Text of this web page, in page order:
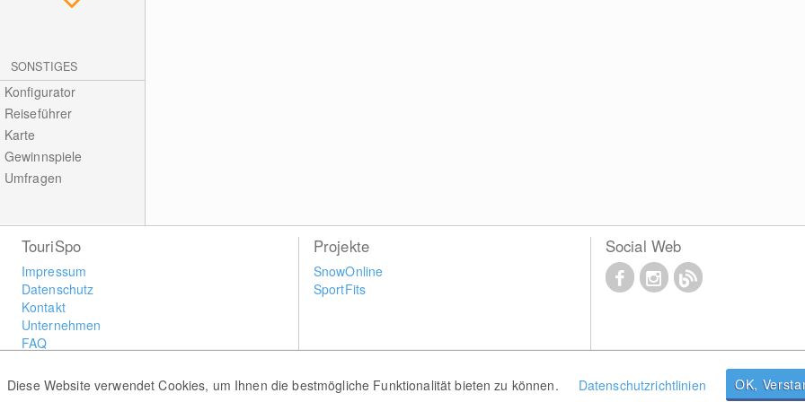
SONSTIGES
Konfigurator
Reiseführer
Karte
Gewinnspiele
Umfragen
Diese Website verwendet Cookies, um Ihnen die bestmögliche Funktionalität bieten zu können. Datenschutzrichtlinien OK,
TouriSpo
Impressum
Datenschutz
Kontakt
Unternehmen
FAQ
Widget
Projekte
SnowOnline
SportFits
Social Web